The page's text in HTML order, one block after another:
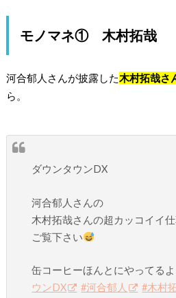
モノマネ① 木村拓哉
河合郁人さんが披露した木村拓哉さ
ら。
ダウンタウンDX
河合郁人さんの
木村拓哉さんの超カッコイイ
ご覧下さい
缶コーヒーほんとにやってる
ウンDX
#河合郁人
#木村